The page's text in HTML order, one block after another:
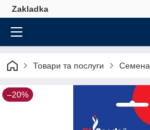
Zakladka
Товари та послуги Семена
–20%